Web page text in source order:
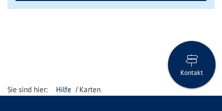
Hilfe Karten
Kontakt